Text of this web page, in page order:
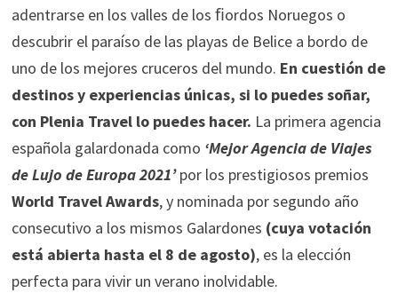
adentrarse en los valles de los ﬁordos Noruegos o
descubrir el paraíso de las playas de Belice a bordo de
uno de los mejores cruceros del mundo. En cuestión de
destinos y experiencias únicas, si lo puedes soñar,
con Plenia Travel lo puedes hacer. La primera agencia
española galardonada como ‘Mejor Agencia de Viajes
de Lujo de Europa 2021’por los prestigiosos premios
World Travel Awards, y nominada por segundo año
consecutivo a los mismos Galardones (cuya votación
está abierta hasta el 8 de agosto), es la elección
perfecta para vivir un verano inolvidable.